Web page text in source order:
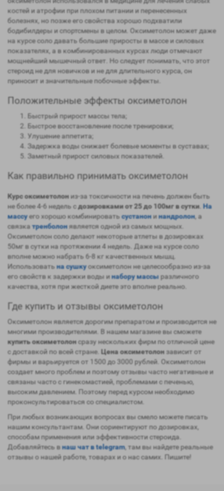
костей и атрофии при плохом питании и перенесенных
болезнях, но позже его свойства хорошо подхватили
бодибилдеры и спортсмены в целом. Оксиметолон может даже
на курсе соло давать большие приросты в массе и силовых
показателях, а в комбинированных курсах люди отмечают
мощнейший мышечный ответ. Но следует понимать, что этот
стероид не для новичков и не для длительного курса, он
приносит и значительные побочные эффекты.
Положительные эффекты оксиметолон
Быстрый прирост массы тела;
Быстрое восстановление после тренировки;
Улушение аппетита;
Задержка воды снижает болевые моменты в суставах;
Заметный прирост силовых показателей.
Как правильно принимать оксиметолон
Курс оксиметолониз-за токсичности на печень должен быть
не более 4-6 недель сдозировками от 25 до 100мг в сутки На
массуего хорошо комбинироватьсустанонинандролон, а
связка тренболонявляется одной из самых мощных.
Оксиметолон соло делают некоторые атлеты в дозировках
50мг в сутки на протяжении 4 недель. Даже на курсе соло
вполне можно набрать 6-8 кг качественных мышц.
Использовать на сушкуоксиметолон не целесообразно из-за
его свойств к задержки воды инабору массыразличного
качества, хотя при жесткой диете это вполне реально.
Где купить и отзывы оксиметолон
Оксиметолон является дорогим препаратом и производится не
многими производителями. В нашем магазине вы сможете
купить оксиметолонсразу нескольких фирм по отличной цене
с доставкой по всей стране. Цена оксиметолон зависит от
фирмы и варьируется от 1500 до 3000 рублей. Оксиметолон
создает много проблем и поэтому отзывы часто негативные и
связаны часто с гинекомастией, проблемами с печенью,
высоким давлением. Поэтому перед курсом необходимо
проконсультироваться со специалистом.
При любых возникающих вопросах вы смело можете писать
нашим консультантам. Они сориентируют по дозировках,
способам применения или эффективности стероида.
Добавляйтесь внаш чат в telegram, там вы найдете реальные
отзывы о нашей работе, товарах и о нас самих. Пишите!